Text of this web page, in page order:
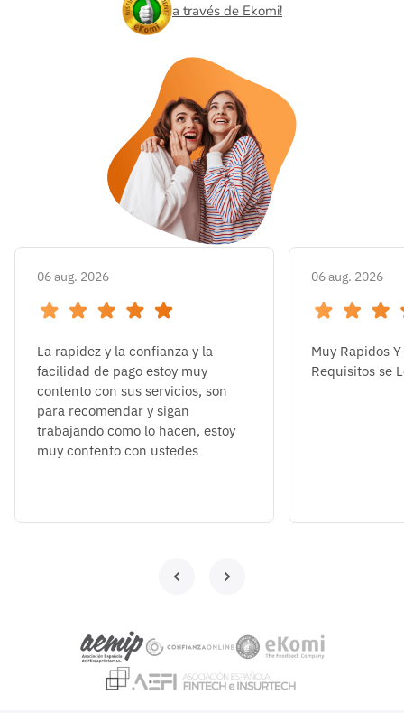
a través de Ekomi!
06 aug. 2026
La rapidez y la confianza y la
facilidad de pago estoy muy
contento con sus servicios, son
para recomendar y sigan
trabajando como lo hacen, estoy
muy contento con ustedes
06 aug. 2026
Muy Rapidos
Requisitos se